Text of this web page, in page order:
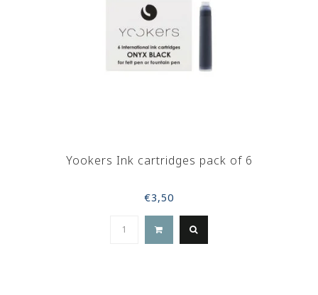
Yookers Ink cartridges pack of 6
€3,50